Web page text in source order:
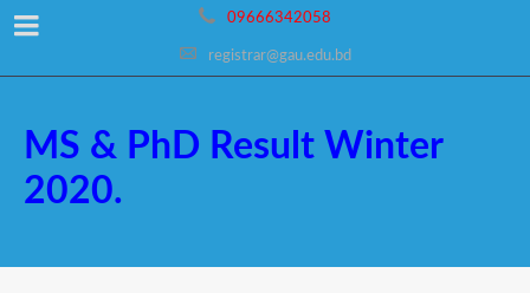
09666342058
registrar@gau.edu.bd
MS & PhD Result Winter
2020.